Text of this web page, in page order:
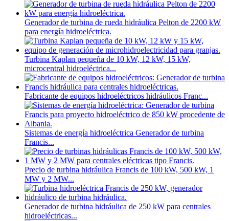
Generador de turbina de rueda hidráulica Pelton de 2200 kW
para energía hidroeléctrica.
Turbina Kaplan pequeña de 10 kW, 12 kW, 15 kW,
microcentral hidroeléctrica...
Fabricante de equipos hidroeléctricos hidráulicos Franc...
Sistemas de energía hidroeléctrica Generador de turbina
Francis...
Precio de turbina hidráulica Francis de 100 kW, 500 kW, 1
MW y 2 MW...
Generador de turbina hidráulica de 250 kW para centrales
hidroeléctricas...